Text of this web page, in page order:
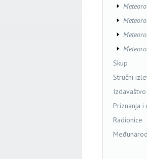
Skup
Stručni
Izdavaštvo
Priznanja i
Radionice